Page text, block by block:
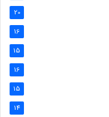
20
16
15
16
15
14